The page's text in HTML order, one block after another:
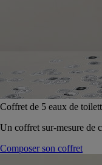
Coffret de 5 eaux de
Un coffret sur-mesure de
Composer son coffret